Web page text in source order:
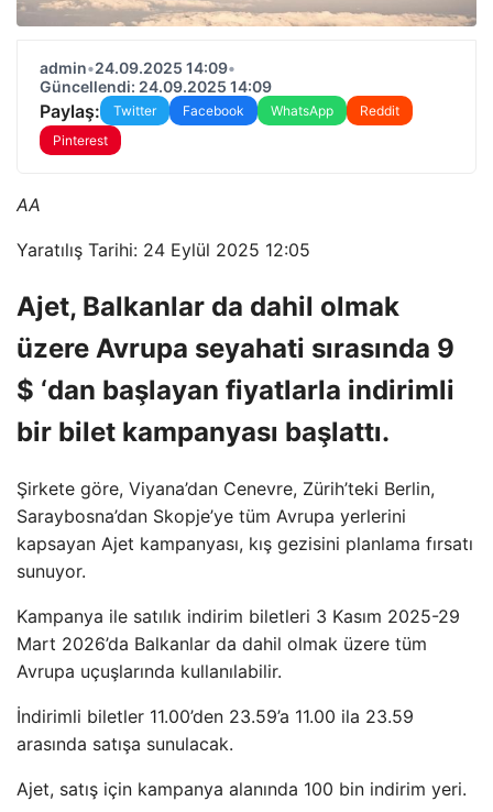
admin•24.09.2025 14:09•
Güncellendi: 24.09.2025 14:09
Paylaş: Twitter Facebook WhatsApp
Reddit
Pinterest
AA
Yaratılış Tarihi: 24 Eylül 2025 12:05
Ajet, Balkanlar da dahil olmak
üzere Avrupa seyahati sırasında 9
$ ‘dan başlayan fiyatlarla indirimli
bir bilet kampanyası başlattı.
Şirkete göre, Viyana’dan Cenevre, Zürih’teki Berlin,
Saraybosna’dan Skopje’ye tüm Avrupa yerlerini
kapsayan Ajet kampanyası, kış gezisini planlama fırsatı
sunuyor.
Kampanya ile satılık indirim biletleri 3 Kasım 2025-29
Mart 2026’da Balkanlar da dahil olmak üzere tüm
Avrupa uçuşlarında kullanılabilir.
İndirimli biletler 11.00’den 23.59’a 11.00 ila 23.59
arasında satışa sunulacak.
Ajet, satış için kampanya alanında 100 bin indirim yeri.